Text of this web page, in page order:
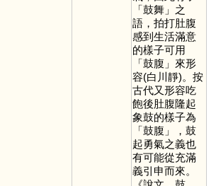
「鼓舞」之
語，拍打肚腹
感到生活滿意
的樣子可用
「鼓腹」來形
容(白川靜)。按
古代又形容吃
飽後肚腹隆起
象鼓的樣子為
「鼓腹」，鼓
起勇氣之義也
有可能從充滿
義引申而來。